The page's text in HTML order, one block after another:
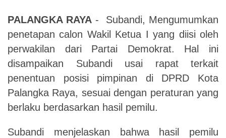
PALANGKA RAYA - Subandi, Mengumumkan
penetapan calon Wakil Ketua I yang diisi oleh
perwakilan dari Partai Demokrat. Hal ini
disampaikan Subandi usai rapat terkait
penentuan posisi pimpinan di DPRD Kota
Palangka Raya, sesuai dengan peraturan yang
berlaku berdasarkan hasil pemilu.
Subandi menjelaskan bahwa hasil pemilu